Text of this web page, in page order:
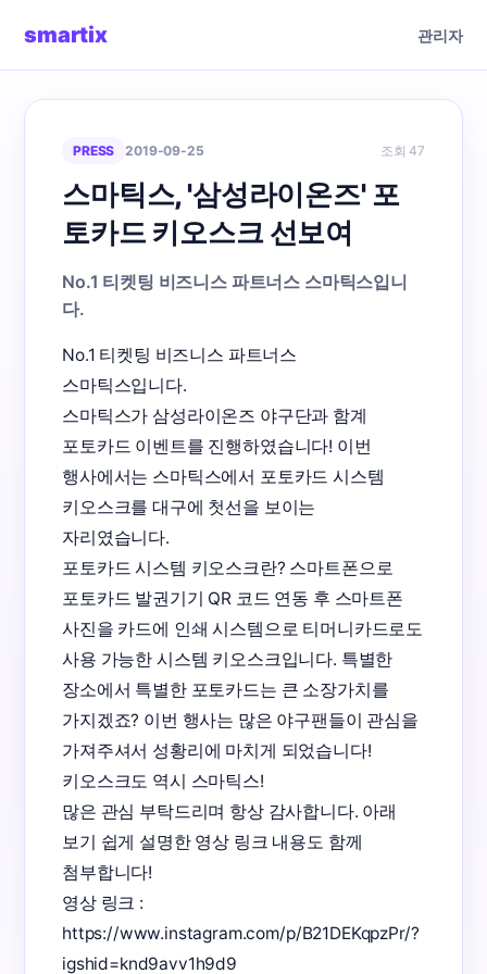
smartix 관리자
PRESS 2019-09-25 조회 47
스마틱스, '삼성라이온즈' 포
토카드 키오스크 선보여
No.1 티켓팅 비즈니스 파트너스 스마틱스입니
다.
No.1 티켓팅 비즈니스 파트너스
스마틱스입니다.
스마틱스가 삼성라이온즈 야구단과 함계
포토카드 이벤트를 진행하였습니다! 이번
행사에서는 스마틱스에서 포토카드 시스템
키오스크를 대구에 첫선을 보이는
자리였습니다.
포토카드 시스템 키오스크란? 스마트폰으로
포토카드 발권기기 QR 코드 연동 후 스마트폰
사진을 카드에 인쇄 시스템으로 티머니카드로도
사용 가능한 시스템 키오스크입니다. 특별한
장소에서 특별한 포토카드는 큰 소장가치를
가지겠죠? 이번 행사는 많은 야구팬들이 관심을
가져주셔서 성황리에 마치게 되었습니다!
키오스크도 역시 스마틱스!
많은 관심 부탁드리며 항상 감사합니다. 아래
보기 쉽게 설명한 영상 링크 내용도 함께
첨부합니다!
영상 링크 :
https://www.instagram.com/p/B21DEKqpzPr/?
igshid=knd9avv1h9d9